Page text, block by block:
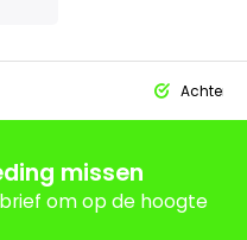
Achteraf
missen
om op de hoogte